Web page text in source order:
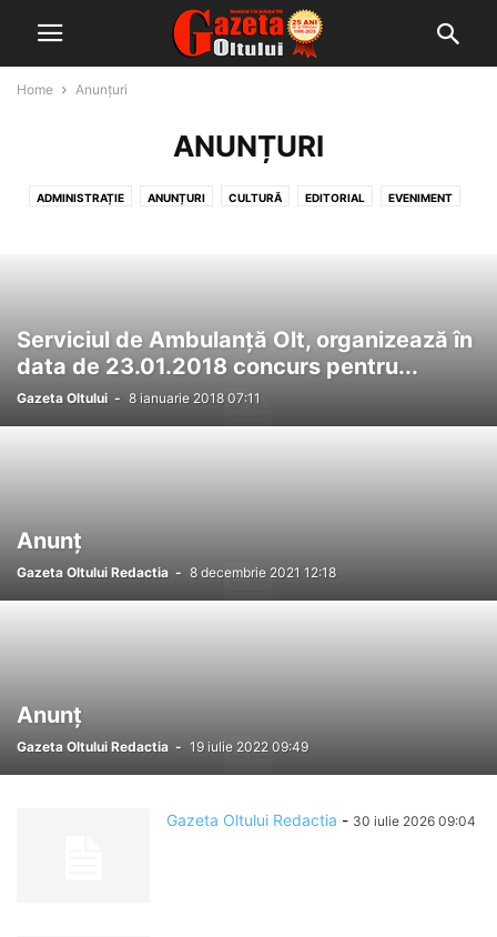
Home Anunțuri
ANUNȚURI
ADMINISTRAȚIE ANUNȚURI CULTURĂ EDITORIAL EVENIMENT
Serviciul de Ambulanţă Olt, organizează în
data de 23.01.2018 concurs pentru...
Gazeta Oltului - 8 ianuarie 2018 07:11
Anunț
Gazeta Oltului Redactia - 8 decembrie 2021 12:18
Anunț
Gazeta Oltului Redactia - 19 iulie 2022 09:49
Gazeta Oltului Redactia - 30 iulie 2026 09:04